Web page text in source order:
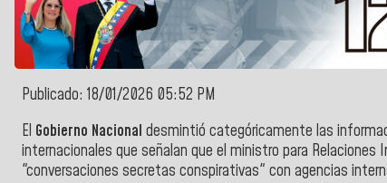
Publicado: 18/01/2026 05:52 PM
El Gobierno Nacional desmintió categóricamente las
internacionales que señalan que el ministro para Relaciones
"conversaciones secretas conspirativas" con agencias